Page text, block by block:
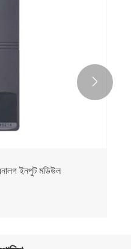
ইনপুট মডিউল
